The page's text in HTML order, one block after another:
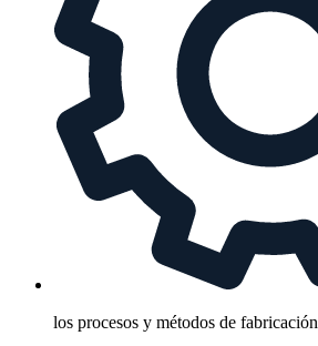
los procesos y métodos de fabricación